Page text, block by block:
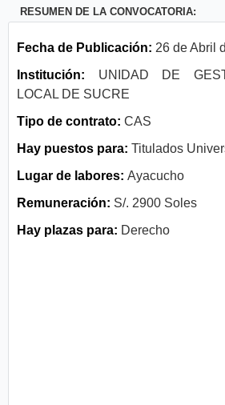
RESUMEN DE LA CONVOCATORIA:
Fecha de Publicación: 26 de Abril
Institución: UNIDAD DE
LOCAL DE SUCRE
Tipo de contrato: CAS
Hay puestos para: Titulados
Lugar de labores: Ayacucho
Remuneración: S/. 2900 Soles
Hay plazas para: Derecho